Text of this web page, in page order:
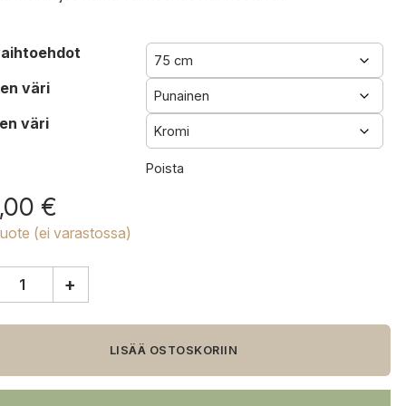
väri
väri
Poista
€
(ei varastossa)
+
LISÄÄ OSTOSKORIIN